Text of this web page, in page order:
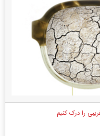
را درک کنیم